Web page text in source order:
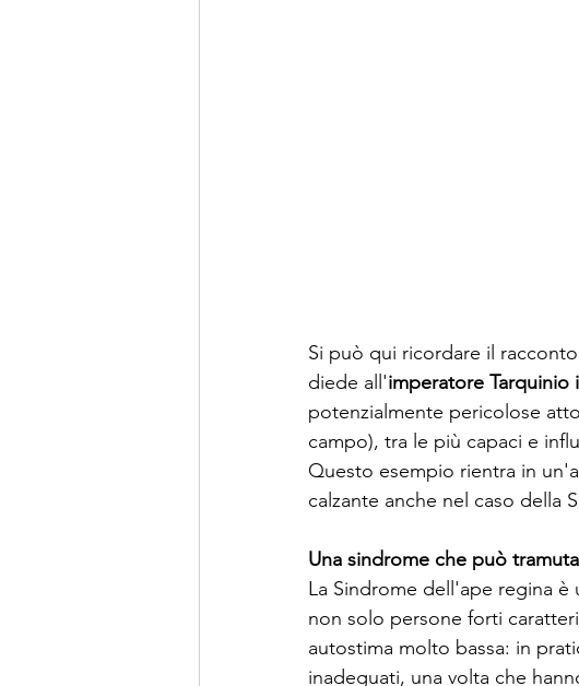
Si può qui ricordare il
diede all'imperatore Tarquinio
potenzialmente pericolose
campo), tra le più capaci e
Questo esempio rientra in
calzante anche nel caso della
Una sindrome che può
La Sindrome dell'ape regina
non solo persone forti
autostima molto bassa: in
inadeguati, una volta che